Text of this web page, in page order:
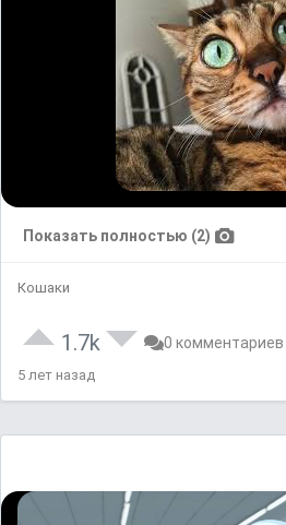
Показать полностью (2)
Кошаки
1.7k 0 комментариев
5 лет назад